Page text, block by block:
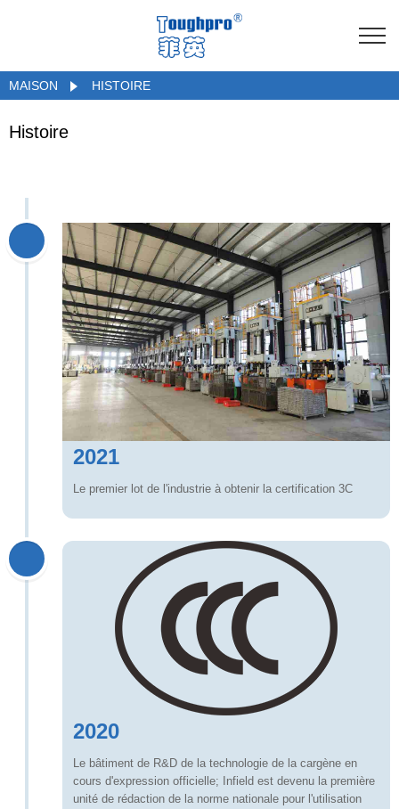
MAISON HISTOIRE
Histoire
2021
Le premier lot de l'industrie à obtenir la certification 3C
2020
Le bâtiment de R&D de la technologie de la cargène en
cours d'expression officielle; Infield est devenu la première
unité de rédaction de la norme nationale pour l'utilisation